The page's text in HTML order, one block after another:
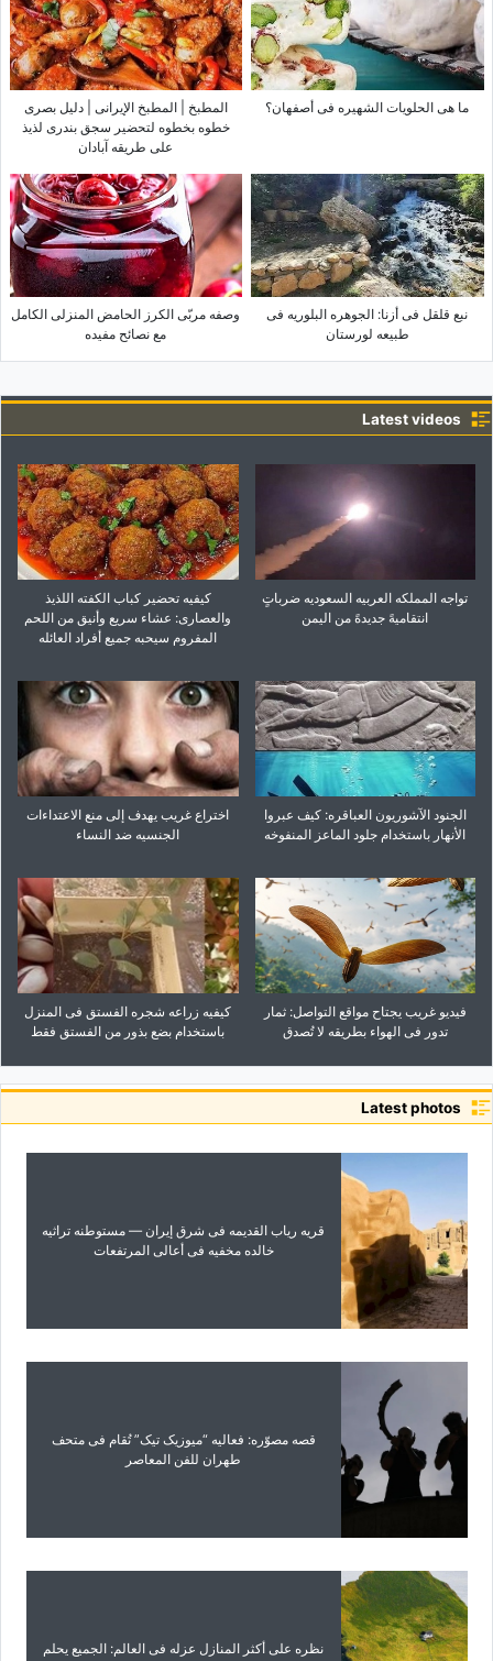
ما هی الحلویات الشهیره فی أصفهان؟
المطبخ | المطبخ الإیرانی | دلیل بصری
خطوه بخطوه لتحضیر سجق بندری لذیذ
على طریقه آبادان
نبع قلقل فی أزنا: الجوهره البلوریه فی
طبیعه لورستان
وصفه مربّى الکرز الحامض المنزلی الکامل
مع نصائح مفیده
Latest videos
تواجه المملکه العربیه السعودیه ضرباتٍ
انتقامیهً جدیدهً من الیمن
کیفیه تحضیر کباب الکفته اللذیذ
والعصاری: عشاء سریع وأنیق من اللحم
المفروم سیحبه جمیع أفراد العائله
الجنود الآشوریون العباقره: کیف عبروا
الأنهار باستخدام جلود الماعز المنفوخه
اختراع غریب یهدف إلى منع الاعتداءات
الجنسیه ضد النساء
فیدیو غریب یجتاح مواقع التواصل: ثمار
تدور فی الهواء بطریقه لا تُصدق
کیفیه زراعه شجره الفستق فی المنزل
باستخدام بضع بذور من الفستق فقط
Latest photos
قریه ریاب القدیمه فی شرق إیران — مستوطنه تراثیه
خالده مخفیه فی أعالی المرتفعات
قصه مصوّره: فعالیه “میوزیک تیک” تُقام فی متحف
طهران للفن المعاصر
نظره على أکثر المنازل عزله فی العالم: الجمیع یحلم